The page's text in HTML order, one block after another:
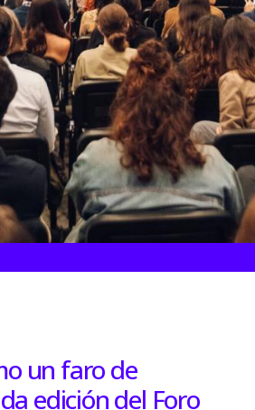
un faro de
edición del Foro